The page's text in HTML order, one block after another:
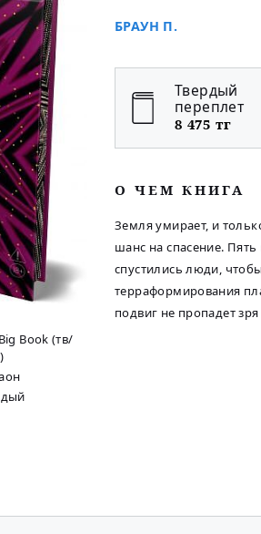
Book (тв/
БРАУН П.
Твердый
переплет
8 475 тг
O ЧЕМ КНИГА
Земля умирает, и
шанс на спасение.
спустились люди,
терраформирования
подвиг не пропадет